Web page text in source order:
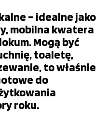
– idealne jako
mobilna kwatera
Mogą być
toaletę,
to właśnie
do
roku.